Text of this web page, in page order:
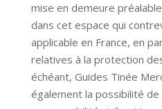
mise en demeure
dans cet espace qui
applicable en France, en
relatives à la protection
échéant, Guides Tinée
également la possibilité